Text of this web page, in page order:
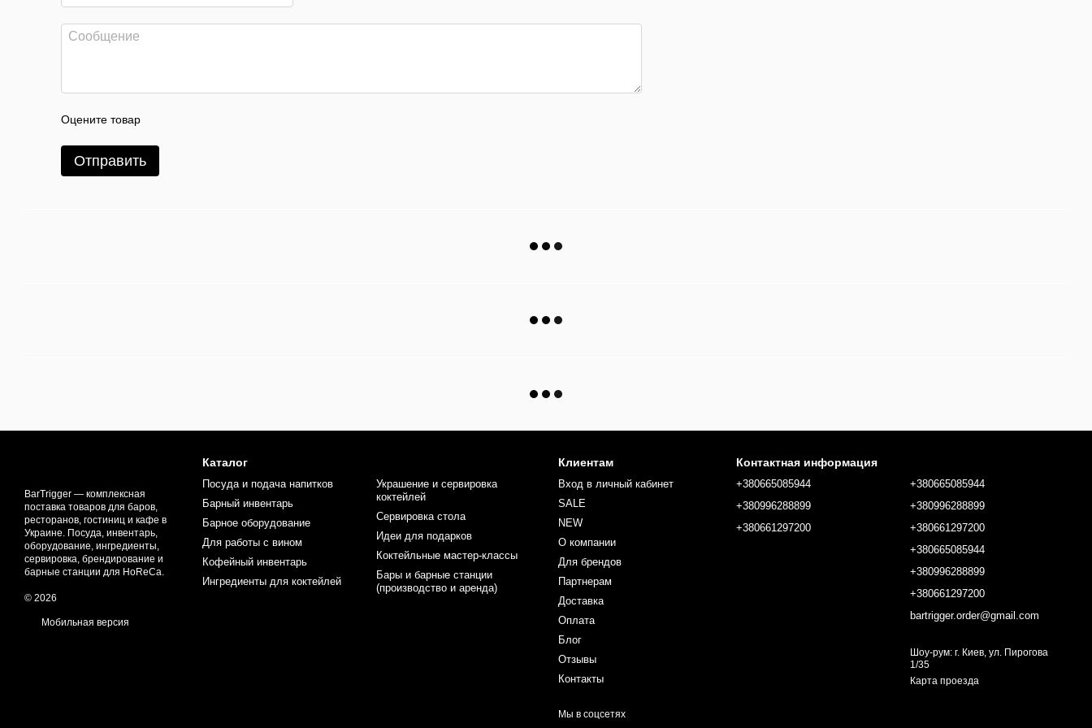
Оцените товар
Отправить
BarTrigger — комплексная
поставка товаров для баров,
ресторанов, гостиниц и кафе в
Украине. Посуда, инвентарь,
оборудование, ингредиенты,
сервировка, брендирование и
барные станции для HoReCa.
© 2026
Мобильная версия
Каталог
Посуда и подача напитков
Барный инвентарь
Барное оборудование
Для работы с вином
Кофейный инвентарь
Ингредиенты для коктейлей
Украшение и сервировка
коктейлей
Сервировка стола
Идеи для подарков
Коктейльные мастер-классы
Бары и барные станции
(производство и аренда)
Клиентам
Вход в личный кабинет
SALE
NEW
О компании
Для брендов
Партнерам
Доставка
Оплата
Блог
Отзывы
Контакты
Мы в соцсетях
Контактная информация
+380665085944
+380996288899
+380661297200
+380665085944
+380996288899
+380661297200
+380665085944
+380996288899
+380661297200
bartrigger.order@gmail.com
Шоу-рум: г. Киев, ул. Пирогова
1/35
Карта проезда